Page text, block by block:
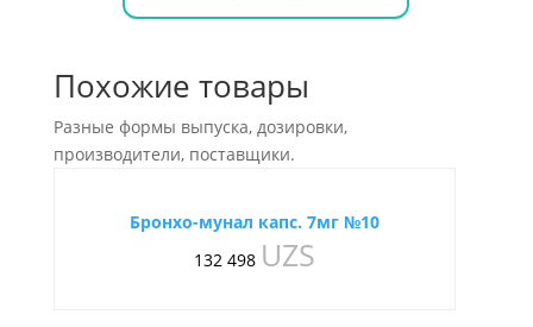
Похожие товары
Разные формы выпуска, дозировки,
производители, поставщики.
Бронхо-мунал капс. 7мг №10
132 498 UZS